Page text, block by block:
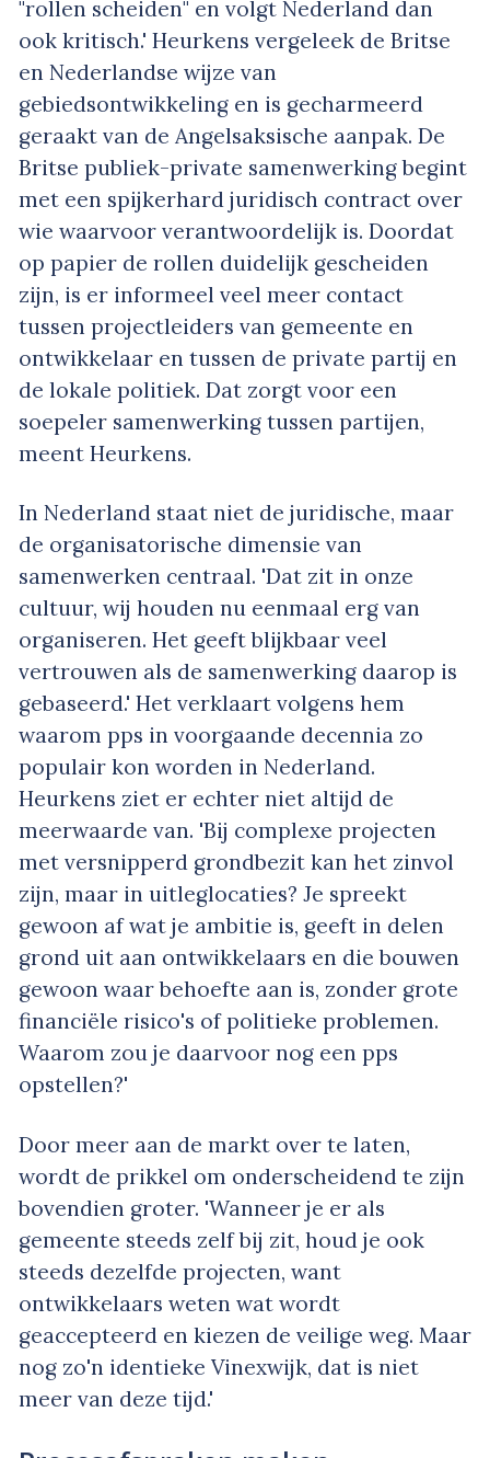
"rollen scheiden" en volgt Nederland dan
ook kritisch.' Heurkens vergeleek de Britse
en Nederlandse wijze van
gebiedsontwikkeling en is gecharmeerd
geraakt van de Angelsaksische aanpak. De
Britse publiek-private samenwerking begint
met een spijkerhard juridisch contract over
wie waarvoor verantwoordelijk is. Doordat
op papier de rollen duidelijk gescheiden
zijn, is er informeel veel meer contact
tussen projectleiders van gemeente en
ontwikkelaar en tussen de private partij en
de lokale politiek. Dat zorgt voor een
soepeler samenwerking tussen partijen,
meent Heurkens.
In Nederland staat niet de juridische, maar
de organisatorische dimensie van
samenwerken centraal. 'Dat zit in onze
cultuur, wij houden nu eenmaal erg van
organiseren. Het geeft blijkbaar veel
vertrouwen als de samenwerking daarop is
gebaseerd.' Het verklaart volgens hem
waarom pps in voorgaande decennia zo
populair kon worden in Nederland.
Heurkens ziet er echter niet altijd de
meerwaarde van. 'Bij complexe projecten
met versnipperd grondbezit kan het zinvol
zijn, maar in uitleglocaties? Je spreekt
gewoon af wat je ambitie is, geeft in delen
grond uit aan ontwikkelaars en die bouwen
gewoon waar behoefte aan is, zonder grote
financiële risico's of politieke problemen.
Waarom zou je daarvoor nog een pps
opstellen?'
Door meer aan de markt over te laten,
wordt de prikkel om onderscheidend te zijn
bovendien groter. 'Wanneer je er als
gemeente steeds zelf bij zit, houd je ook
steeds dezelfde projecten, want
ontwikkelaars weten wat wordt
geaccepteerd en kiezen de veilige weg. Maar
nog zo'n identieke Vinexwijk, dat is niet
meer van deze tijd.'